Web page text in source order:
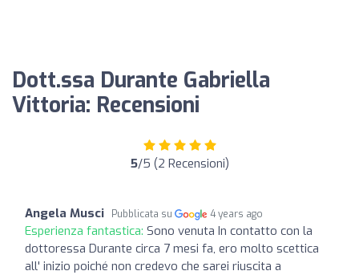
Dott.ssa Durante Gabriella
Vittoria: Recensioni
5/5 (2 Recensioni)
Angela Musci Pubblicata su 4 years ago
Esperienza fantastica: Sono venuta In contatto con la
dottoressa Durante circa 7 mesi fa, ero molto scettica
all' inizio poiché non credevo che sarei riuscita a